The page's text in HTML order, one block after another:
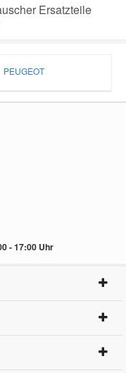
Ersatzteile
PEUGEOT
- 17:00 Uhr